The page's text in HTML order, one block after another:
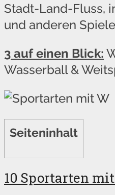
Stadt-Land-Fluss,
und anderen
3 auf einen Blick:
Wasserball &
Seiteninhalt
10 Sportarten